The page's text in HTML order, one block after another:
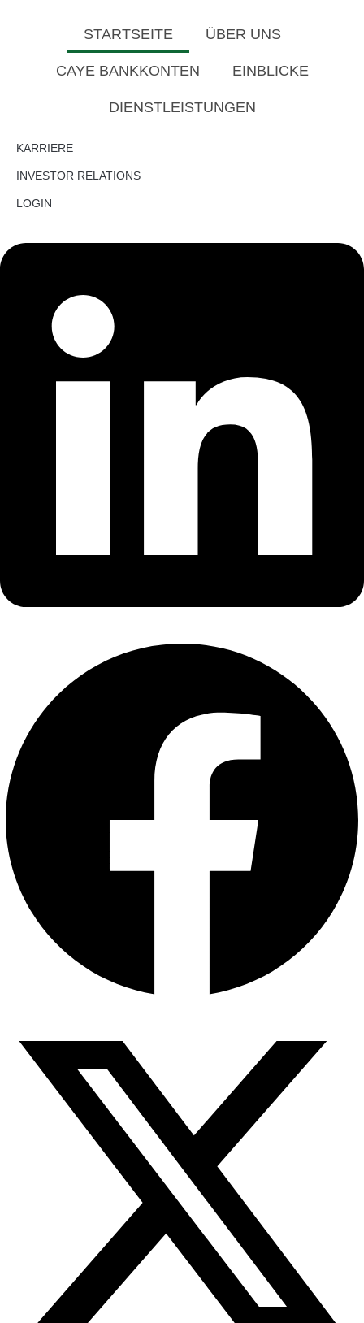
STARTSEITE ÜBER UNS
CAYE BANKKONTEN EINBLICKE
DIENSTLEISTUNGEN
KARRIERE
INVESTOR RELATIONS
LOGIN